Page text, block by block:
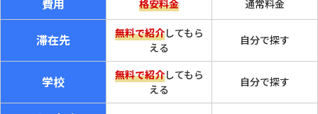
格安料金 通常料金
滞在先 無料で紹介してもら
える
自分で探す
学校 無料で紹介してもら
える
自分で探す